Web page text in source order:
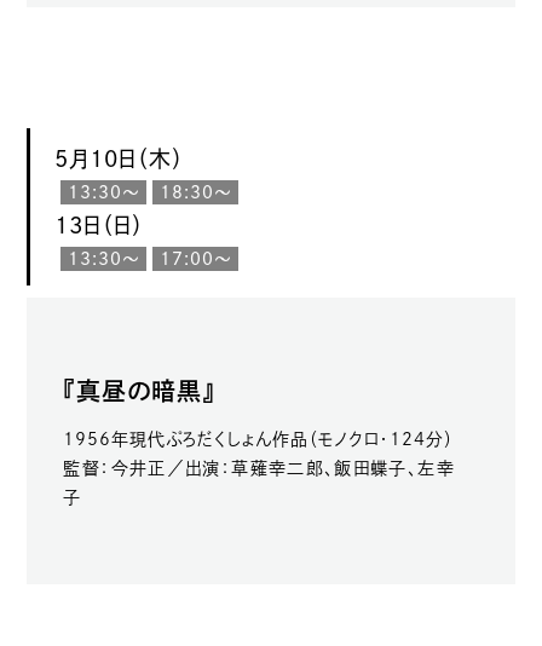
5月10日（木）
13:30〜 18:30〜
13日（日）
13:30〜 17:00〜
『真昼の暗黒』
1956年現代ぷろだくしょん作品（モノクロ・124分）
監督：今井正／出演：草薙幸二郎、飯田蝶子、左幸
子